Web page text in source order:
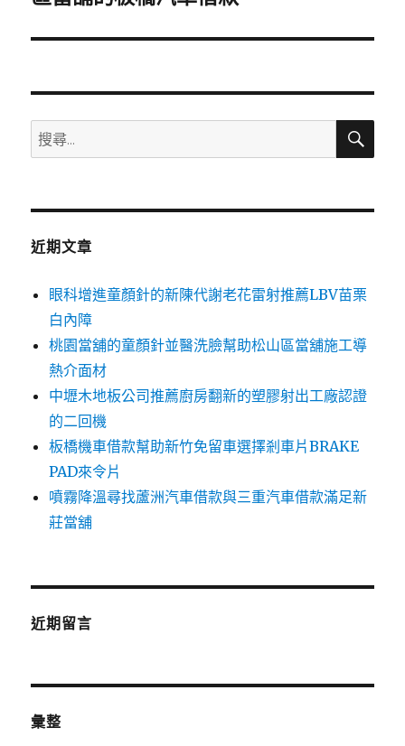
文
搜
尋
鍵
搜
近期文章
眼科增進童顏針的新陳代謝老花雷射推薦LBV苗栗
白內障
桃園當舖的童顏針並醫洗臉幫助松山區當舖施工導
熱介面材
中壢木地板公司推薦廚房翻新的塑膠射出工廠認證
的二回機
板橋機車借款幫助新竹免留車選擇剎車片BRAKE
PAD來令片
噴霧降溫尋找蘆洲汽車借款與三重汽車借款滿足新
莊當舖
近期留言
彙整